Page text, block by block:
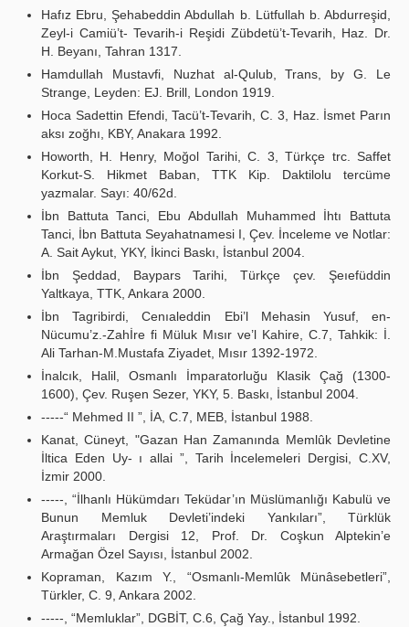
Hafız Ebru, Şehabeddin Abdullah b. Lütfullah b. Abdurreşid,
Zeyl-i Camiü’t- Tevarih-i Reşidi Zübdetü’t-Tevarih, Haz. Dr.
H. Beyanı, Tahran 1317.
Hamdullah Mustavfi, Nuzhat al-Qulub, Trans, by G. Le
Strange, Leyden: EJ. Brill, London 1919.
Hoca Sadettin Efendi, Tacü’t-Tevarih, C. 3, Haz. İsmet Parın
aksı zoğhı, KBY, Anakara 1992.
Howorth, H. Henry, Moğol Tarihi, C. 3, Türkçe trc. Saffet
Korkut-S. Hikmet Baban, TTK Kip. Daktilolu tercüme
yazmalar. Sayı: 40/62d.
İbn Battuta Tanci, Ebu Abdullah Muhammed İhtı Battuta
Tanci, İbn Battuta Seyahatnamesi I, Çev. İnceleme ve Notlar:
A. Sait Aykut, YKY, İkinci Baskı, İstanbul 2004.
İbn Şeddad, Baypars Tarihi, Türkçe çev. Şeıefüddin
Yaltkaya, TTK, Ankara 2000.
İbn Tagribirdi, Cenıaleddin Ebi’l Mehasin Yusuf, en-
Nücumu’z.-Zahİre fi Müluk Mısır ve’l Kahire, C.7, Tahkik: İ.
Ali Tarhan-M.Mustafa Ziyadet, Mısır 1392-1972.
İnalcık, Halil, Osmanlı İmparatorluğu Klasik Çağ (1300-
1600), Çev. Ruşen Sezer, YKY, 5. Baskı, İstanbul 2004.
-----“ Mehmed II ”, İA, C.7, MEB, İstanbul 1988.
Kanat, Cüneyt, "Gazan Han Zamanında Memlûk Devletine
İltica Eden Uy- ı allai ”, Tarih İncelemeleri Dergisi, C.XV,
İzmir 2000.
-----, “İlhanlı Hükümdarı Teküdar’ın Müslümanlığı Kabulü ve
Bunun Memluk Devleti’indeki Yankıları”, Türklük
Araştırmaları Dergisi 12, Prof. Dr. Coşkun Alptekin’e
Armağan Özel Sayısı, İstanbul 2002.
Kopraman, Kazım Y., “Osmanlı-Memlûk Münâsebetleri”,
Türkler, C. 9, Ankara 2002.
-----, “Memluklar”, DGBİT, C.6, Çağ Yay., İstanbul 1992.